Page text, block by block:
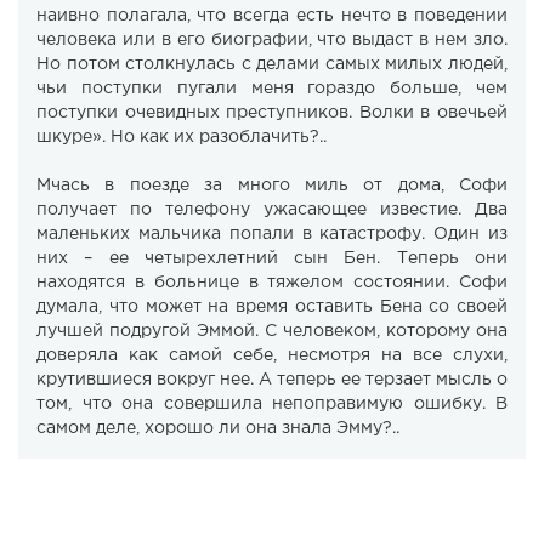
наивно полагала, что всегда есть нечто в поведении
человека или в его биографии, что выдаст в нем зло.
Но потом столкнулась с делами самых милых людей,
чьи поступки пугали меня гораздо больше, чем
поступки очевидных преступников. Волки в овечьей
шкуре». Но как их разоблачить?..
Мчась в поезде за много миль от дома, Софи
получает по телефону ужасающее известие. Два
маленьких мальчика попали в катастрофу. Один из
них – ее четырехлетний сын Бен. Теперь они
находятся в больнице в тяжелом состоянии. Софи
думала, что может на время оставить Бена со своей
лучшей подругой Эммой. С человеком, которому она
доверяла как самой себе, несмотря на все слухи,
крутившиеся вокруг нее. А теперь ее терзает мысль о
том, что она совершила непоправимую ошибку. В
самом деле, хорошо ли она знала Эмму?..